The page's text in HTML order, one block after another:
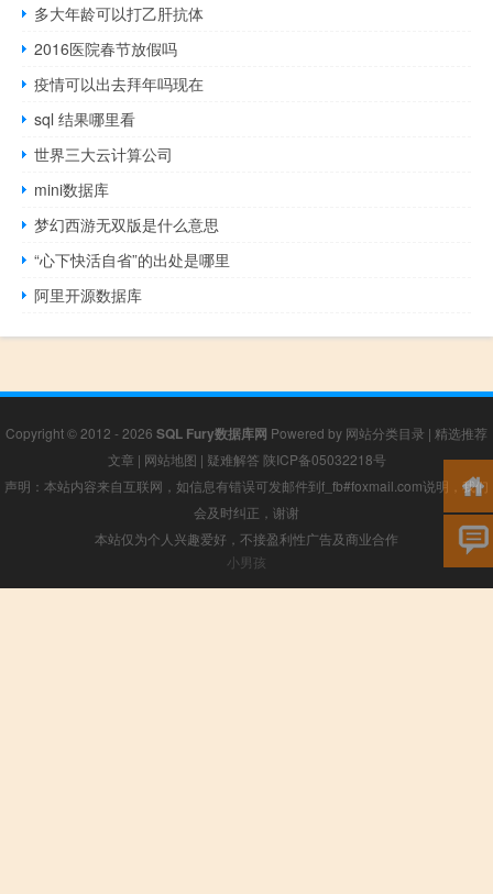
多大年龄可以打乙肝抗体
2016医院春节放假吗
疫情可以出去拜年吗现在
sql 结果哪里看
世界三大云计算公司
mini数据库
梦幻西游无双版是什么意思
“心下快活自省”的出处是哪里
阿里开源数据库
Copyright © 2012 - 2026 SQL Fury数据库网 Powered by 网站分类目录 | 精选推荐
文章 | 网站地图 | 疑难解答 陕ICP备05032218号
声明：本站内容来自互联网，如信息有错误可发邮件到f_fb#foxmail.com说明，我们
会及时纠正，谢谢
本站仅为个人兴趣爱好，不接盈利性广告及商业合作
小男孩